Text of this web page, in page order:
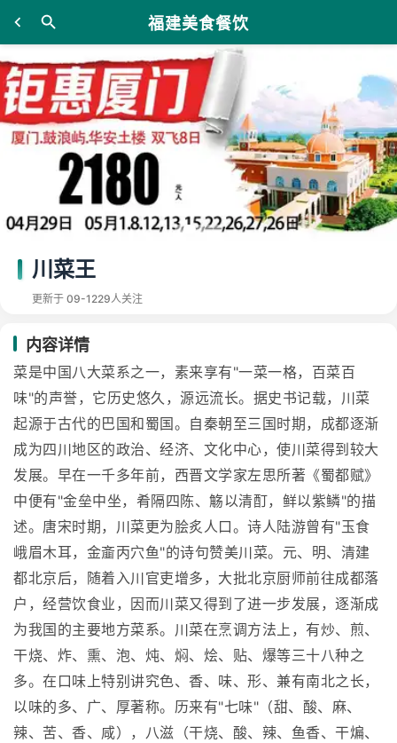
福建美食餐饮
川菜王
更新于 09-1229人关注
内容详情
菜是中国八大菜系之一，素来享有"一菜一格，百菜百
味"的声誉，它历史悠久，源远流长。据史书记载，川菜
起源于古代的巴国和蜀国。自秦朝至三国时期，成都逐渐
成为四川地区的政治、经济、文化中心，使川菜得到较大
发展。早在一千多年前，西晋文学家左思所著《蜀都赋》
中便有"金垒中坐，肴隔四陈、觞以清酊，鲜以紫鳞"的描
述。唐宋时期，川菜更为脍炙人口。诗人陆游曾有"玉食
峨眉木耳，金齑丙穴鱼"的诗句赞美川菜。元、明、清建
都北京后，随着入川官吏增多，大批北京厨师前往成都落
户，经营饮食业，因而川菜又得到了进一步发展，逐渐成
为我国的主要地方菜系。川菜在烹调方法上，有炒、煎、
干烧、炸、熏、泡、炖、焖、烩、贴、爆等三十八种之
多。在口味上特别讲究色、香、味、形、兼有南北之长，
以味的多、广、厚著称。历来有"七味"（甜、酸、麻、
辣、苦、香、咸），八滋（干烧、酸、辣、鱼香、干煸、